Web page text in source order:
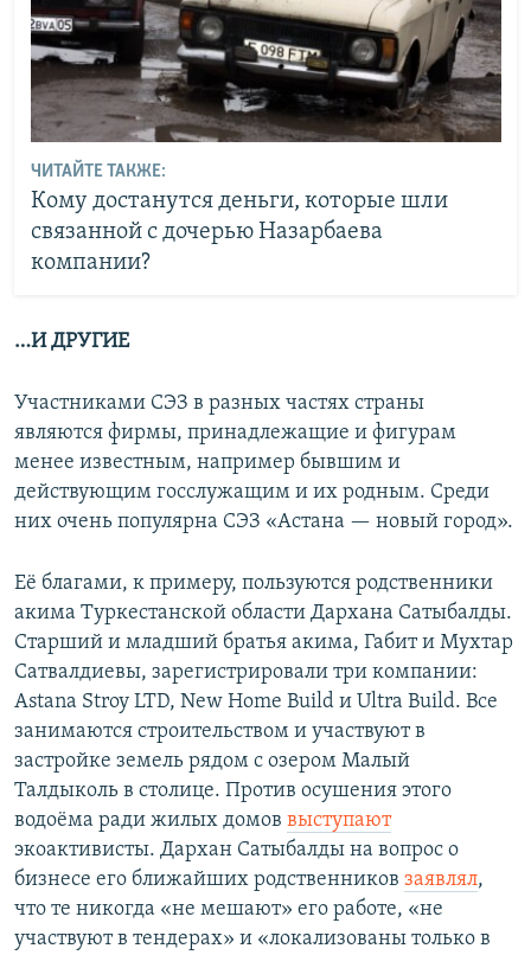
ЧИТАЙТЕ ТАКЖЕ:
Кому достанутся деньги, которые шли
связанной с дочерью Назарбаева
компании?
…И ДРУГИЕ
Участниками СЭЗ в разных частях страны
являются фирмы, принадлежащие и фигурам
менее известным, например бывшим и
действующим госслужащим и их родным. Среди
них очень популярна СЭЗ «Астана — новый город».
Её благами, к примеру, пользуются родственники
акима Туркестанской области Дархана Сатыбалды.
Старший и младший братья акима, Габит и Мухтар
Сатвалдиевы, зарегистрировали три компании:
Astana Stroy LTD, New Home Build и Ultra Build. Все
занимаются строительством и участвуют в
застройке земель рядом с озером Малый
Талдыколь в столице. Против осушения этого
водоёма ради жилых домов выступают
экоактивисты. Дархан Сатыбалды на вопрос о
бизнесе его ближайших родственников заявлял,
что те никогда «не мешают» его работе, «не
участвуют в тендерах» и «локализованы только в